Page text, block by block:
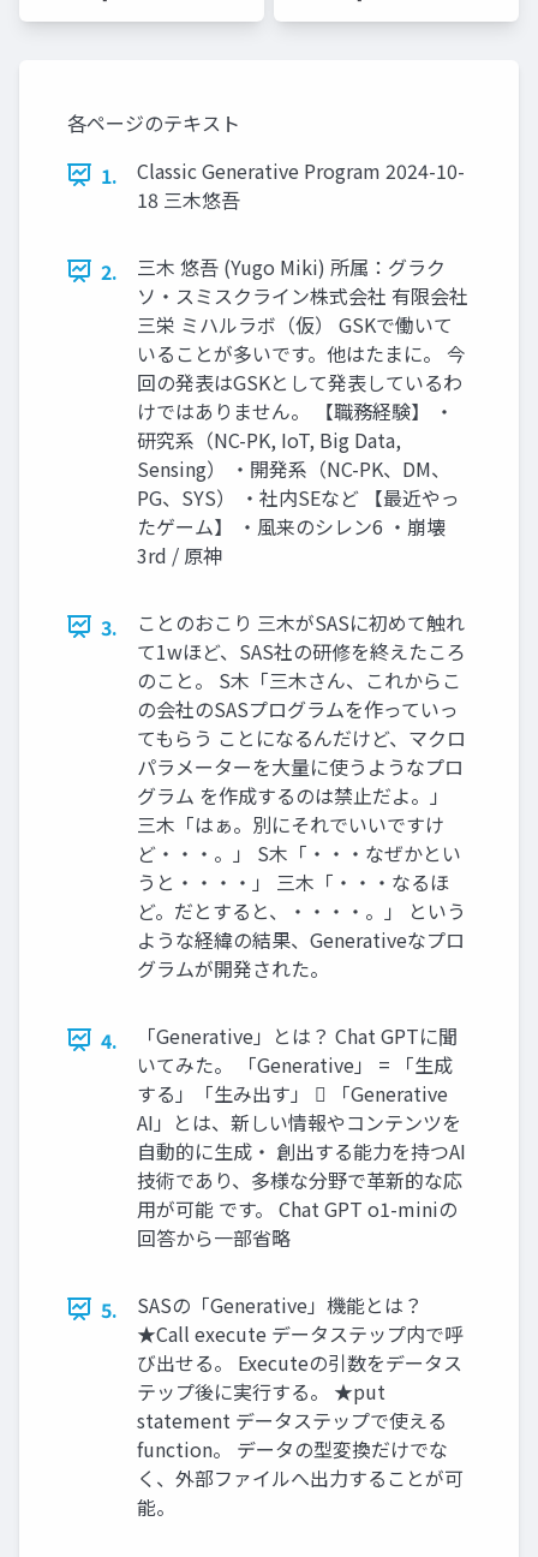
各ページのテキスト
1.
Classic Generative Program 2024-10-
18 三木悠吾
2.
三木 悠吾 (Yugo Miki) 所属：グラク
ソ・スミスクライン株式会社 有限会社
三栄 ミハルラボ（仮） GSKで働いて
いることが多いです。他はたまに。 今
回の発表はGSKとして発表しているわ
けではありません。 【職務経験】 ・
研究系（NC-PK, IoT, Big Data,
Sensing） ・開発系（NC-PK、DM、
PG、SYS） ・社内SEなど 【最近やっ
たゲーム】 ・風来のシレン6 ・崩壊
3rd / 原神
3.
ことのおこり 三木がSASに初めて触れ
て1wほど、SAS社の研修を終えたころ
のこと。 S木「三木さん、これからこ
の会社のSASプログラムを作っていっ
てもらう ことになるんだけど、マクロ
パラメーターを大量に使うようなプロ
グラム を作成するのは禁止だよ。」
三木「はぁ。別にそれでいいですけ
ど・・・。」 S木「・・・なぜかとい
うと・・・・」 三木「・・・なるほ
ど。だとすると、・・・・。」 という
ような経緯の結果、Generativeなプロ
グラムが開発された。
4.
「Generative」とは？ Chat GPTに聞
いてみた。 「Generative」 = 「生成
する」「生み出す」  「Generative
AI」とは、新しい情報やコンテンツを
自動的に生成・ 創出する能力を持つAI
技術であり、多様な分野で革新的な応
用が可能 です。 Chat GPT o1-miniの
回答から一部省略
5.
SASの「Generative」機能とは？
★Call execute データステップ内で呼
び出せる。 Executeの引数をデータス
テップ後に実行する。 ★put
statement データステップで使える
function。 データの型変換だけでな
く、外部ファイルへ出力することが可
能。